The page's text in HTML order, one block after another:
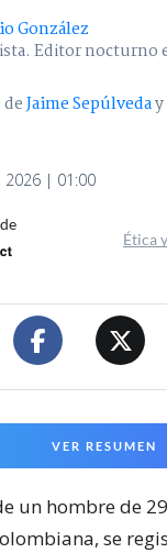
González
Editor nocturno
Jaime Sepúlveday
2026 | 01:00
Ética
VER RESUMEN
un hombre de
se